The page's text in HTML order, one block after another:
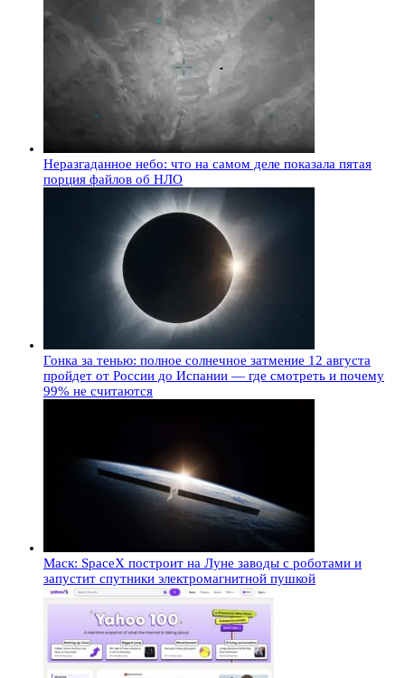
Неразгаданное небо: что на самом деле показала пятая
порция файлов об НЛО
Гонка за тенью: полное солнечное затмение 12 августа
пройдет от России до Испании — где смотреть и почему
99% не считаются
Маск: SpaceX построит на Луне заводы с роботами и
запустит спутники электромагнитной пушкой